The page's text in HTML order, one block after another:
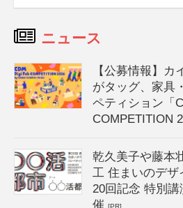
ニュース
【公募情報】
がタッグ、家具
ペティション「
COMPETITION
乾久美子や藤本
工 住まいのデザ
20回記念 特別講
催[PR]